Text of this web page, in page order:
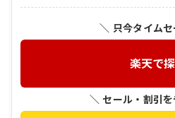
＼ 只今タイム
楽天で
＼ セール・割引